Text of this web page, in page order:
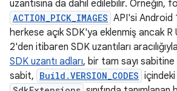
uzantısına da dahil edilebilir. Örneğin,
ACTION_PICK_IMAGES API'si Android
herkese açık SDK'ya eklenmiş ancak R
2'den itibaren SDK uzantıları
SDK uzantı adları, bir tam sayı sabitine
sabit, Build.VERSION_CODES